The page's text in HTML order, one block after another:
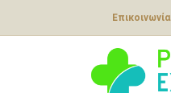
Επικοινωνία